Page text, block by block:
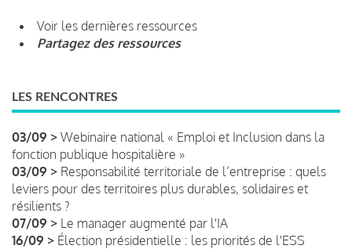
Voir les dernières ressources
Partagez des ressources
LES RENCONTRES
03/09 > Webinaire national « Emploi et Inclusion dans la
fonction publique hospitalière »
03/09 > Responsabilité territoriale de l’entreprise : quels
leviers pour des territoires plus durables, solidaires et
résilients ?
07/09 > Le manager augmenté par l'IA
16/09 > Élection présidentielle : les priorités de l'ESS